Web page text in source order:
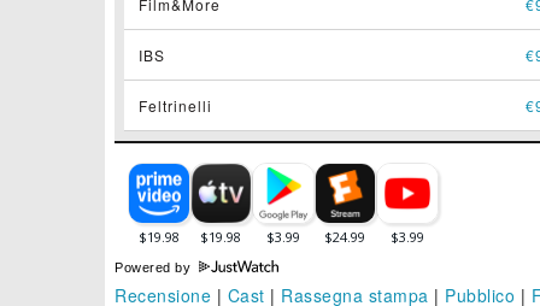
Film&More
IBS
Feltrinelli
Powered by
Recensione | Cast | Rassegna stampa | Pubblico |